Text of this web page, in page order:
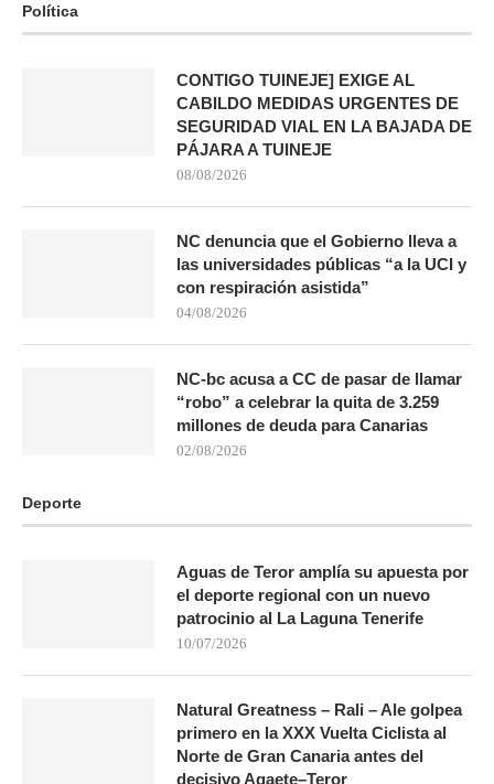
Política
CONTIGO TUINEJE] EXIGE AL
CABILDO MEDIDAS URGENTES DE
SEGURIDAD VIAL EN LA BAJADA DE
PÁJARA A TUINEJE
08/08/2026
NC denuncia que el Gobierno lleva a
las universidades públicas “a la UCI y
con respiración asistida”
04/08/2026
NC-bc acusa a CC de pasar de llamar
“robo” a celebrar la quita de 3.259
millones de deuda para Canarias
02/08/2026
Deporte
Aguas de Teror amplía su apuesta por
el deporte regional con un nuevo
patrocinio al La Laguna Tenerife
10/07/2026
Natural Greatness – Rali – Ale golpea
primero en la XXX Vuelta Ciclista al
Norte de Gran Canaria antes del
decisivo Agaete–Teror